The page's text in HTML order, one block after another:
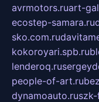
avrmotors.ruart-
ecostep-samara.ru
sko.com.ru
kokoroyari.spb.ru
lenderoq.ru
people-of-art.ru
dynamoauto.ru